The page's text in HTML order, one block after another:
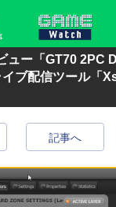
ュー「GT70 2PC
ブ配信ツール「
記事へ